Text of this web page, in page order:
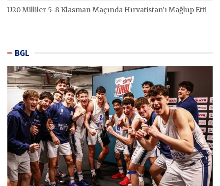
U20 Milliler 5-8 Klasman Maçında Hırvatistan’ı Mağlup Etti
BGL